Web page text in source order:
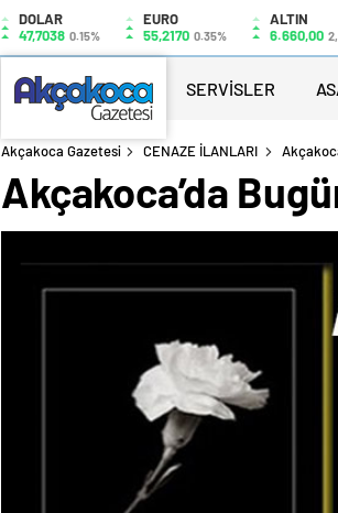
DOLAR
47,7038 0.15%
EURO
55,2170 0.35%
ALTIN
6.660,00
SERVİSLER
Akçakoca Gazetesi CENAZE İLANLARI
Akçakoca’da